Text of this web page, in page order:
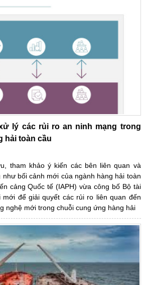
lý các rủi ro an ninh mạng trong
hải toàn cầu
tham khảo ý kiến các bên liên quan và
bối cảnh mới của ngành hàng hải toàn
cảng Quốc tế (IAPH) vừa công bố Bộ tài
để giải quyết các rủi ro liên quan đến
nghệ mới trong chuỗi cung ứng hàng hải